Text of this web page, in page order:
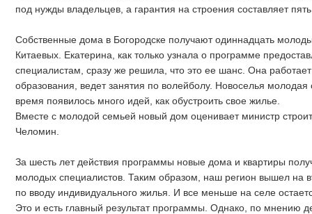
под нужды владельцев, а гарантия на строения составляет пять
Собственные дома в Богородске получают одиннадцать
Китаевых. Екатерина, как только узнала о программе
специалистам, сразу же решила, что это ее шанс. Она
образования, ведет занятия по волейболу. Новоселья
время появилось много идей, как обустроить свое жилье.
Вместе с молодой семьей новый дом оценивает министр
Челомин.
За шесть лет действия программы новые дома и квартиры
молодых специалистов. Таким образом, наш регион вышел на
по вводу индивидуального жилья. И все меньше на селе
Это и есть главный результат программы. Однако, по мнению